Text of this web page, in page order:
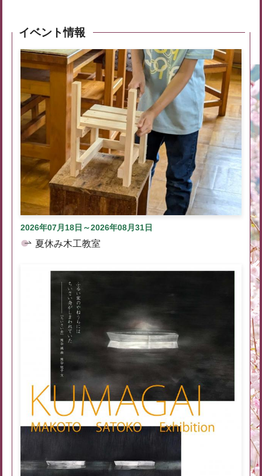
イベント情報
2026年07月18日～2026年08月31日
夏休み木工教室